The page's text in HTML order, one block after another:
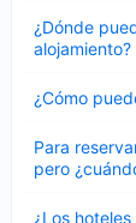
¿Dónde
alojamiento?
cerrado
¿Cómo
cerrado
Para
pero
cerrado
¿Los